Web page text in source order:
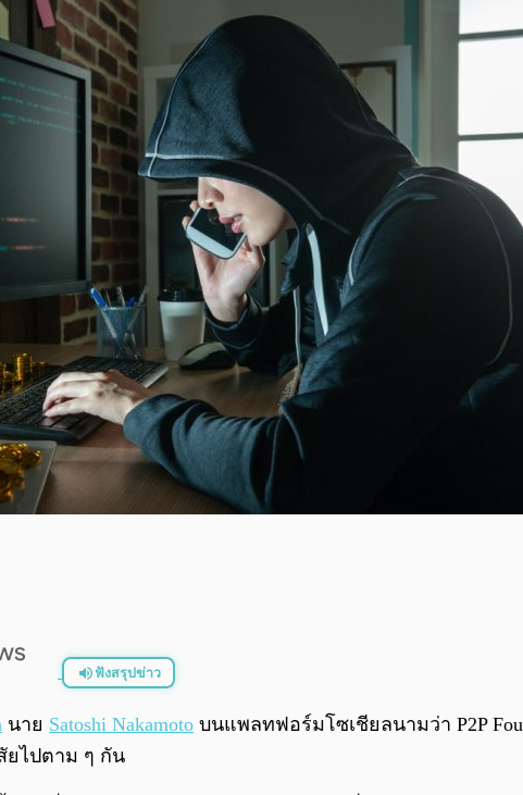
ฟังสรุปข่าว
นาย Satoshi Nakamoto บนแพลทฟอร์มโซเชียลนามว่า P2P
ยไปตาม ๆ กัน